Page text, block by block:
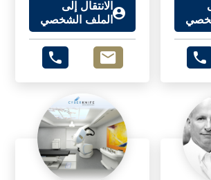
الانتقال إلى
الملف الشخصي